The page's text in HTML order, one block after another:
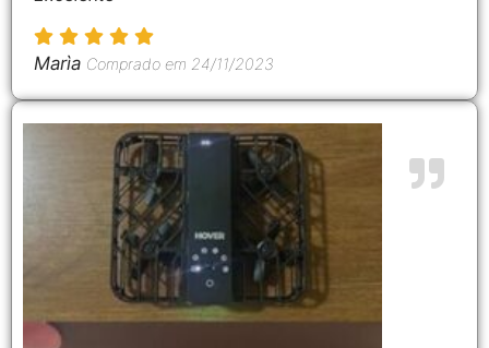
Marìa Comprado em 24/11/2023